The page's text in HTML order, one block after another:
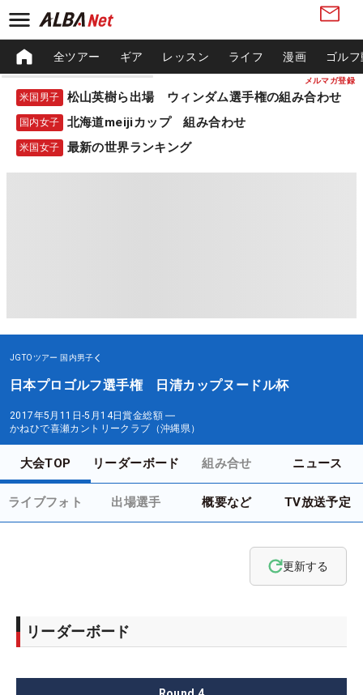
メルマガ登録
全ツアー ギア レッスン ライフ 漫画 ゴル
米国男子 松山英樹ら出場 ウィンダム選手権の組み合わせ
国内女子 北海道meijiカップ 組み合わせ
米国女子 最新の世界ランキング
JGTOツアー 国内男子
日本プロゴルフ選手権 日清カップヌードル杯
2017年5月11日-5月14日賞金総額 ―
かねひで喜瀬カントリークラブ（沖縄県）
大会TOP リーダーボード 組み合せ ニュース
ライブフォト 出場選手 概要など TV放送予定
更新する
リーダーボード